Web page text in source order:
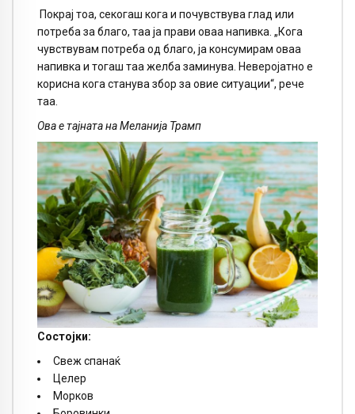
Покрај тоа, секогаш кога и почувствува глад или
потреба за благо, таа ја прави оваа напивка. „Кога
чувствувам потреба од благо, ја консумирам оваа
напивка и тогаш таа желба заминува. Неверојатно е
корисна кога станува збор за овие ситуации“, рече
таа.
Ова е тајната на Меланија Трамп
Состојки:
Свеж спанаќ
Целер
Морков